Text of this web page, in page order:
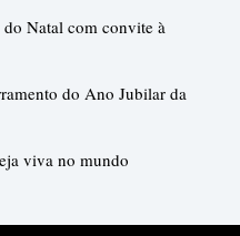
Natal com convite à
do Ano Jubilar da
viva no mundo